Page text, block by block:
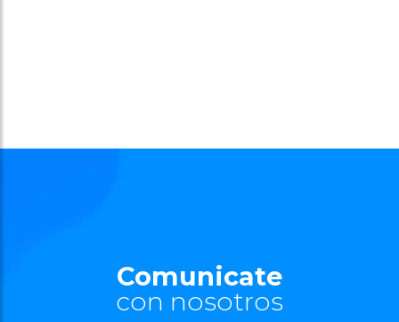
Comunicate
con nosotros